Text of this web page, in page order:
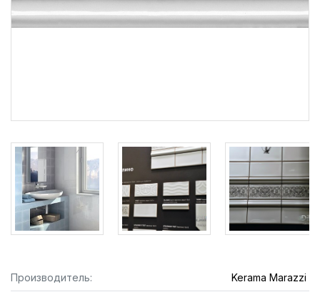
Производитель: Kerama Marazzi